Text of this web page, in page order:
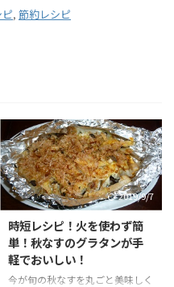
, 節約レシピ
2019/9/7
時短レシピ！火を使わず簡
単！秋なすのグラタンが手
軽でおいしい！
今が旬の秋なすを丸ごと美味しく